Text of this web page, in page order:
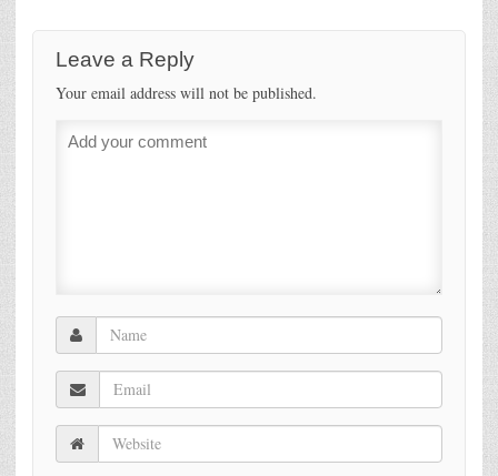
Leave a Reply
Your email address will not be published.